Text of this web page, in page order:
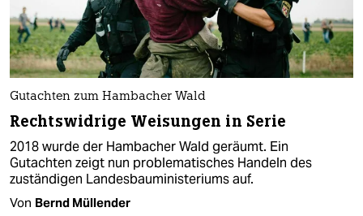
Gutachten zum Hambacher Wald
Rechtswidrige Weisungen in Serie
2018 wurde der Hambacher Wald geräumt. Ein
Gutachten zeigt nun problematisches Handeln des
zuständigen Landesbauministeriums auf.
Von Bernd Müllender